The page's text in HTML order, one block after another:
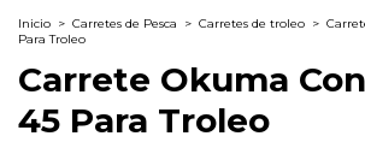
Inicio > Carretes de Pesca > Carretes de troleo >
Para Troleo
Carrete Okuma
45 Para Troleo